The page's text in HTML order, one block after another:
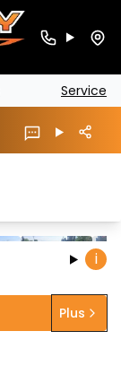
Service
i
Plus